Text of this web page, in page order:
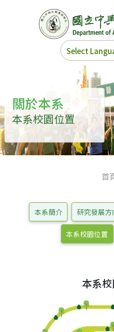
Select
關於本系
本系校園位置
首
本系簡介 研究發展方
本系校園位置
本系